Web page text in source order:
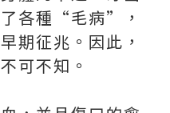
各種“毛病”，
期征兆。因此，
可不知。